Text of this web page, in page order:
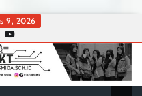
9, 2026
youtube